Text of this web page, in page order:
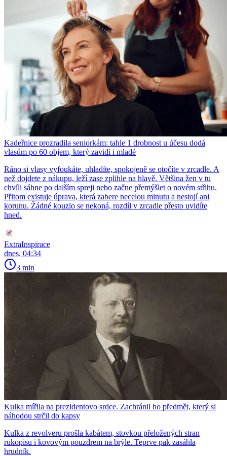
Kadeřnice prozradila seniorkám: tahle 1 drobnost u účesu dodá
vlasům po 60 objem, který zavidí i mladé
Ráno si vlasy vyfoukáte, uhladíte, spokojeně se otočíte v zrcadle. A
než dojdete z nákupu, leží zase zplihle na hlavě. Většina žen v tu
chvíli sáhne po dalším spreji nebo začne přemýšlet o novém střihu.
Přitom existuje úprava, která zabere necelou minutu a nestojí ani
korunu. Žádné kouzlo se nekoná, rozdíl v zrcadle přesto uvidíte
hned.
ExtraInspirace
dnes, 04:34
3 min
Kulka mířila na prezidentovo srdce. Zachránil ho předmět, který si
náhodou strčil do kapsy
Kulka z revolveru prošla kabátem, stovkou přeložených stran
rukopisu i kovovým pouzdrem na brýle. Teprve pak zasáhla
hrudník.